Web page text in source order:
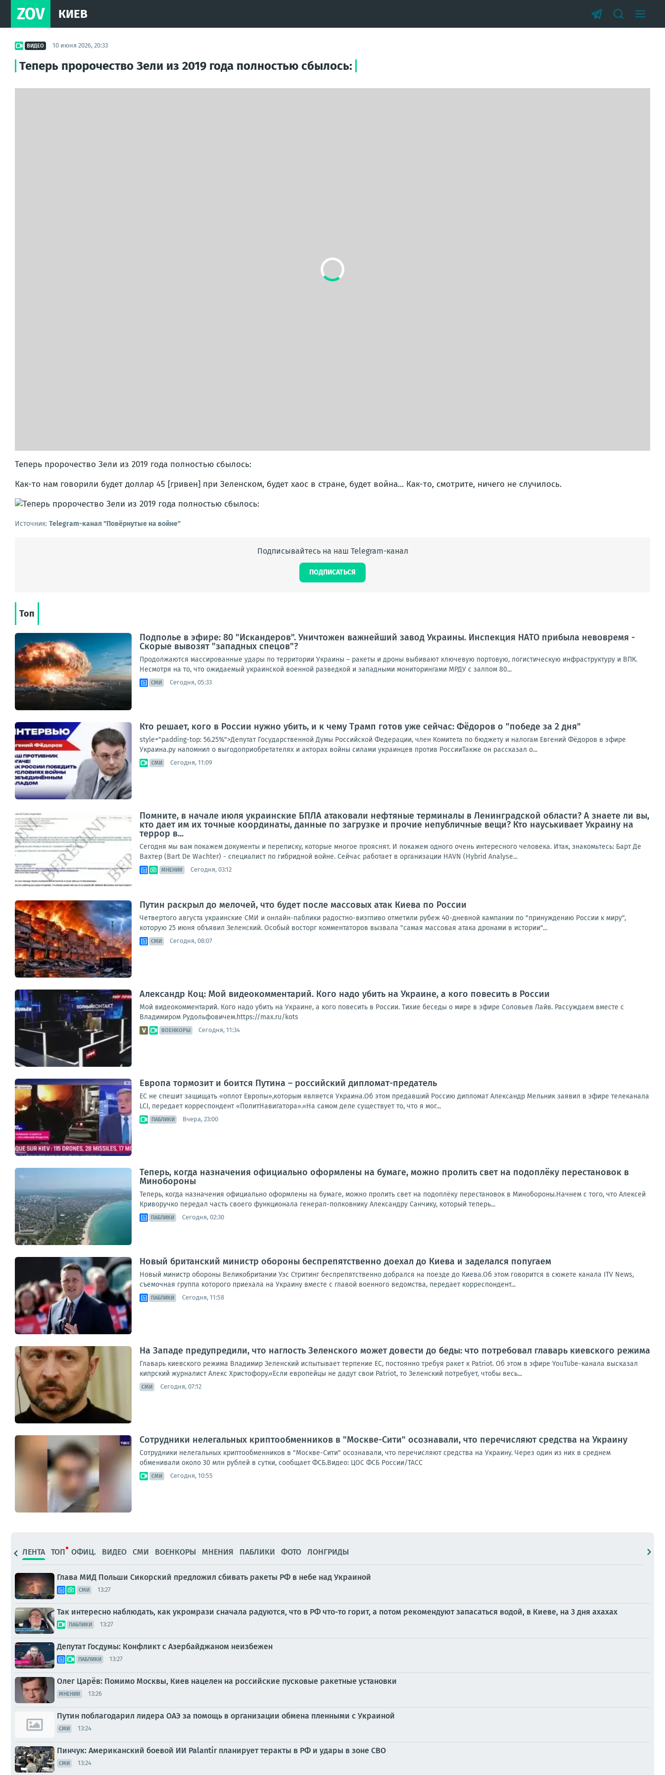
ZOV КИЕВ
ВИДЕО 10 июня 2026, 20:33
Теперь пророчество Зели из 2019 года полностью сбылось:
Теперь пророчество Зели из 2019 года полностью сбылось:
Как-то нам говорили будет доллар 45 [гривен] при Зеленском, будет хаос в стране, будет война... Как-то, смотрите, ничего не случилось.
Источник: Telegram-канал "Повёрнутые на войне"
Подписывайтесь на наш Telegram-канал
ПОДПИСАТЬСЯ
Топ
Подполье в эфире: 80 "Искандеров". Уничтожен важнейший завод Украины. Инспекция НАТО прибыла невовремя -
Скорые вывозят "западных спецов"?
Продолжаются массированные удары по территории Украины – ракеты и дроны выбивают ключевую портовую, логистическую инфраструктуру и ВПК.
Несмотря на то, что ожидаемый украинской военной разведкой и западными мониторингами МРДУ с залпом 80...
СМИ Сегодня, 05:33
Кто решает, кого в России нужно убить, и к чему Трамп готов уже сейчас: Фёдоров о "победе за 2 дня"
style="padding-top: 56.25%">Депутат Государственной Думы Российской Федерации, член Комитета по бюджету и налогам Евгений Фёдоров в эфире
Украина.ру напомнил о выгодоприобретателях и акторах войны силами украинцев против РоссииТакже он рассказал о...
СМИ Сегодня, 11:09
Помните, в начале июля украинские БПЛА атаковали нефтяные терминалы в Ленинградской области? А знаете ли вы,
кто дает им их точные координаты, данные по загрузке и прочие непубличные вещи? Кто науськивает Украину на
террор в...
Сегодня мы вам покажем документы и переписку, которые многое прояснят. И покажем одного очень интересного человека. Итак, знакомьтесь: Барт Де
Вахтер (Bart De Wachter) - специалист по гибридной войне. Сейчас работает в организации HAVN (Hybrid Analyse...
МНЕНИЯ Сегодня, 03:12
Путин раскрыл до мелочей, что будет после массовых атак Киева по России
Четвертого августа украинские СМИ и онлайн-паблики радостно-визгливо отметили рубеж 40-дневной кампании по "принуждению России к миру",
которую 25 июня объявил Зеленский. Особый восторг комментаторов вызвала "самая массовая атака дронами в истории"...
СМИ Сегодня, 08:07
Александр Коц: Мой видеокомментарий. Кого надо убить на Украине, а кого повесить в России
Мой видеокомментарий. Кого надо убить на Украине, а кого повесить в России. Тихие беседы о мире в эфире Соловьев Лайв. Рассуждаем вместе с
Владимиром Рудольфовичем.https://max.ru/kots
ВОЕНКОРЫ Сегодня, 11:34
Европа тормозит и боится Путина – российский дипломат-предатель
ЕС не спешит защищать «оплот Европы»,которым является Украина.Об этом предавший Россию дипломат Александр Мельник заявил в эфире телеканала
LCI, передает корреспондент «ПолитНавигатора».«На самом деле существует то, что я мог...
ПАБЛИКИ Вчера, 23:00
Теперь, когда назначения официально оформлены на бумаге, можно пролить свет на подоплёку перестановок в
Минобороны
Теперь, когда назначения официально оформлены на бумаге, можно пролить свет на подоплёку перестановок в Минобороны.Начнем с того, что Алексей
Криворучко передал часть своего функционала генерал-полковнику Александру Санчику, который теперь...
ПАБЛИКИ Сегодня, 02:30
Новый британский министр обороны беспрепятственно доехал до Киева и заделался попугаем
Новый министр обороны Великобритании Уэс Стритинг беспрепятственно добрался на поезде до Киева.Об этом говорится в сюжете канала ITV News,
съемочная группа которого приехала на Украину вместе с главой военного ведомства, передает корреспондент...
ПАБЛИКИ Сегодня, 11:58
На Западе предупредили, что наглость Зеленского может довести до беды: что потребовал главарь киевского режима
Главарь киевского режима Владимир Зеленский испытывает терпение ЕС, постоянно требуя ракет к Patriot. Об этом в эфире YouTube-канала высказал
кипрский журналист Алекс Христофору.«Если европейцы не дадут свои Patriot, то Зеленский потребует, чтобы весь...
СМИ Сегодня, 07:12
Сотрудники нелегальных криптообменников в "Москве-Сити" осознавали, что перечисляют средства на Украину
Сотрудники нелегальных криптообменников в "Москве-Сити" осознавали, что перечисляют средства на Украину. Через один из них в среднем
обменивали около 30 млн рублей в сутки, сообщает ФСБ.Видео: ЦОС ФСБ России/ТАСС
СМИ Сегодня, 10:55
ЛЕНТА ТОП ОФИЦ. ВИДЕО СМИ ВОЕНКОРЫ МНЕНИЯ ПАБЛИКИ ФОТО ЛОНГРИДЫ
Глава МИД Польши Сикорский предложил сбивать ракеты РФ в небе над Украиной
СМИ 13:27
Так интересно наблюдать, как укромрази сначала радуются, что в РФ что-то горит, а потом рекомендуют запасаться водой, в Киеве, на 3 дня ахахах
ПАБЛИКИ 13:27
Депутат Госдумы: Конфликт с Азербайджаном неизбежен
ПАБЛИКИ 13:27
Олег Царёв: Помимо Москвы, Киев нацелен на российские пусковые ракетные установки
МНЕНИЯ 13:26
Путин поблагодарил лидера ОАЭ за помощь в организации обмена пленными с Украиной
СМИ 13:24
Пинчук: Американский боевой ИИ Palantir планирует теракты в РФ и удары в зоне СВО
СМИ 13:24